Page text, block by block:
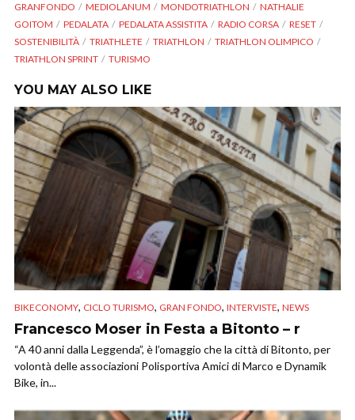
GRANFONDO
MEDIOLANUM MONDOTRIATHLON
NATHALIE
GOITOM
PEDALATA PEDALATA ASSISTITA RADIO CORSA
RESET
SOSTENIBILITÀ
TRIATHLETE TRIATHLON
TRIATHLON OLIMPICO
TRIATHLON SPRINT
TURISMO
YOU MAY ALSO LIKE
BIKECONOMY, CICLO TURISMO, GRAN FONDO, INTERVISTE, NEWS
Francesco Moser in Festa a Bitonto – r
“A 40 anni dalla Leggenda”, è l’omaggio che la città di Bitonto, per
volontà delle associazioni Polisportiva Amici di Marco e Dynamik
Bike, in...